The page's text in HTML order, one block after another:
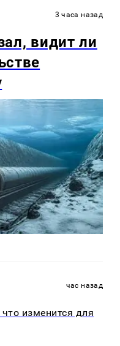
3 часа назад
видит ли
час назад
изменится для